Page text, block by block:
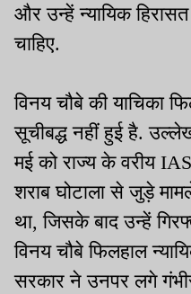
और उन्हें न्यायिक हिरासत
चाहिए.
विनय चौबे की याचिका
सूचीबद्ध नहीं हुई है.
मई को राज्य के वरीय
शराब घोटाला से जुड़े
था, जिसके बाद उन्हें
विनय चौबे फिलहाल
सरकार ने उनपर लगे